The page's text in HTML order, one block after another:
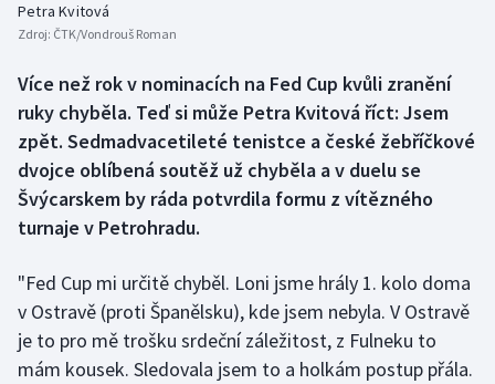
Boby a skeleton
Box
Curling
Dostihy
Florbal
Futsal
Golf
AZ kvíz
Petra Kvitová
Zdroj: ČTK/Vondrouš Roman
Více než rok v nominacích na Fed Cup kvůli zranění
ruky chyběla. Teď si může Petra Kvitová říct: Jsem
zpět. Sedmadvacetileté tenistce a české žebříčkové
dvojce oblíbená soutěž už chyběla a v duelu se
Švýcarskem by ráda potvrdila formu z vítězného
turnaje v Petrohradu.
"Fed Cup mi určitě chyběl. Loni jsme hrály 1. kolo doma
v Ostravě (proti Španělsku), kde jsem nebyla. V Ostravě
je to pro mě trošku srdeční záležitost, z Fulneku to
mám kousek. Sledovala jsem to a holkám postup přála.